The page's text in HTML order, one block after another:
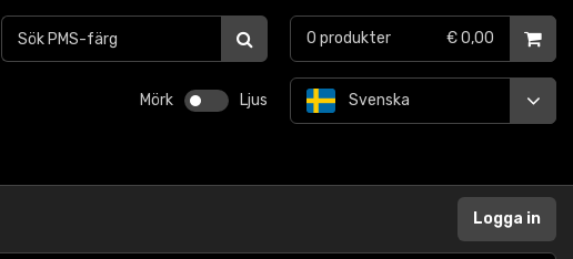
Mörk Ljus Svenska
0 produkter € 0,00
Logga in